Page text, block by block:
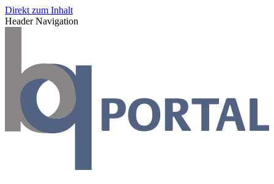
Direkt zum Inhalt
Header Navigation